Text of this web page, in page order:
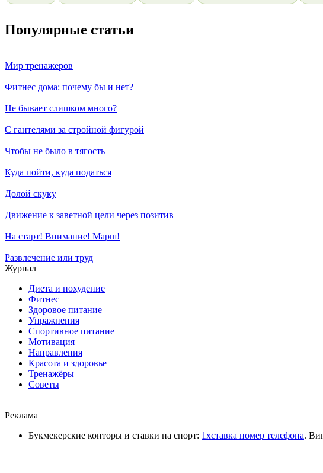
Популярные статьи
Мир тренажеров
Фитнес дома: почему бы и нет?
Не бывает слишком много?
С гантелями за стройной фигурой
Чтобы не было в тягость
Куда пойти, куда податься
Долой скуку
Движение к заветной цели через позитив
На старт! Внимание! Марш!
Развлечение или труд
Журнал
Диета и похудение
Фитнес
Здоровое питание
Упражнения
Спортивное питание
Мотивация
Направления
Красота и здоровье
Тренажёры
Советы
Реклама
Букмекерские конторы и ставки на спорт: 1хставка номер телефона.